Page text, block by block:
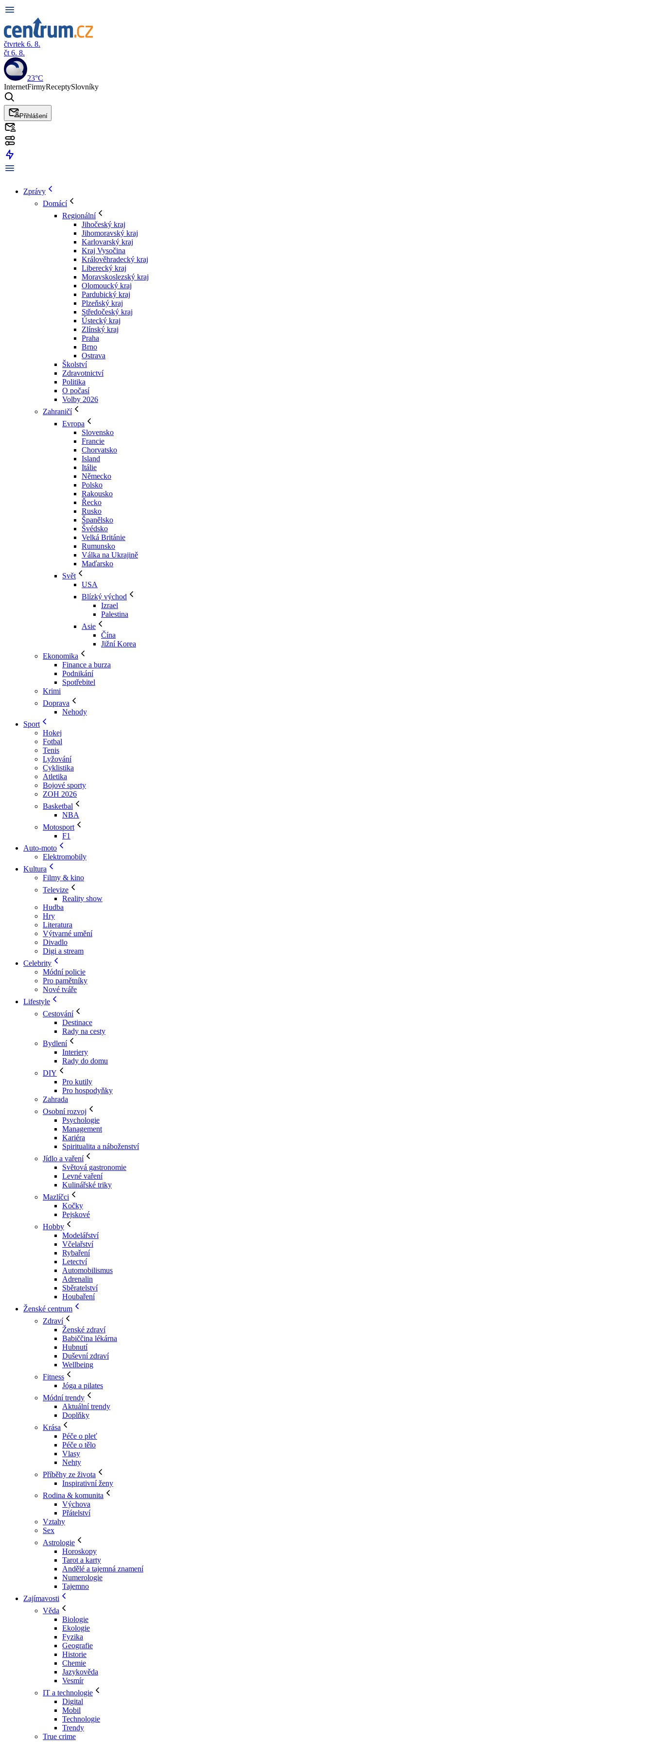
čtvrtek 6. 8.
čt 6. 8.
23°C
InternetFirmyReceptySlovníky
Přihlášení
Zprávy
Domácí
Regionální
Jihočeský kraj
Jihomoravský kraj
Karlovarský kraj
Kraj Vysočina
Králověhradecký kraj
Liberecký kraj
Moravskoslezský kraj
Olomoucký kraj
Pardubický kraj
Plzeňský kraj
Středočeský kraj
Ústecký kraj
Zlínský kraj
Praha
Brno
Ostrava
Školství
Zdravotnictví
Politika
O počasí
Volby 2026
Zahraničí
Evropa
Slovensko
Francie
Chorvatsko
Island
Itálie
Německo
Polsko
Rakousko
Řecko
Rusko
Španělsko
Švédsko
Velká Británie
Rumunsko
Válka na Ukrajině
Maďarsko
Svět
USA
Blízký východ
Izrael
Palestina
Asie
Čína
Jižní Korea
Ekonomika
Finance a burza
Podnikání
Spotřebitel
Krimi
Doprava
Nehody
Sport
Hokej
Fotbal
Tenis
Lyžování
Cyklistika
Atletika
Bojové sporty
ZOH 2026
Basketbal
NBA
Motosport
F1
Auto-moto
Elektromobily
Kultura
Filmy & kino
Televize
Reality show
Hudba
Hry
Literatura
Výtvarné umění
Divadlo
Digi a stream
Celebrity
Módní policie
Pro pamětníky
Nové tváře
Lifestyle
Cestování
Destinace
Rady na cesty
Bydlení
Interiery
Rady do domu
DIY
Pro kutily
Pro hospodyňky
Zahrada
Osobní rozvoj
Psychologie
Management
Kariéra
Spiritualita a náboženství
Jídlo a vaření
Světová gastronomie
Levné vaření
Kulinářské triky
Mazlíčci
Kočky
Pejskové
Hobby
Modelářství
Včelařství
Rybaření
Letectví
Automobilismus
Adrenalin
Sběratelství
Houbaření
Ženské centrum
Zdraví
Ženské zdraví
Babiččina lékárna
Hubnutí
Duševní zdraví
Wellbeing
Fitness
Jóga a pilates
Módní trendy
Aktuální trendy
Doplňky
Krása
Péče o pleť
Péče o tělo
Vlasy
Nehty
Příběhy ze života
Inspirativní ženy
Rodina & komunita
Výchova
Přátelství
Vztahy
Sex
Astrologie
Horoskopy
Tarot a karty
Andělé a tajemná znamení
Numerologie
Tajemno
Zajímavosti
Věda
Biologie
Ekologie
Fyzika
Geografie
Historie
Chemie
Jazykověda
Vesmír
IT a technologie
Digital
Mobil
Technologie
Trendy
True crime